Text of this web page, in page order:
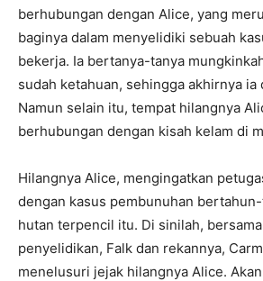
berhubungan dengan Alice, yang
baginya dalam menyelidiki sebuah
bekerja. Ia bertanya-tanya
sudah ketahuan, sehingga akhirnya ia
Namun selain itu, tempat hilangnya
berhubungan dengan kisah kelam di
Hilangnya Alice, mengingatkan
dengan kasus pembunuhan
hutan terpencil itu. Di sinilah,
penyelidikan, Falk dan rekannya,
menelusuri jejak hilangnya Alice.